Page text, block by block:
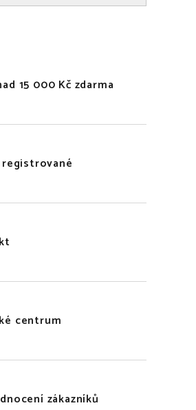
15 000 Kč zdarma
centrum
zákazníků